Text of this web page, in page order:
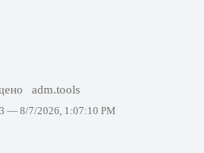
adm.tools
— 8/7/2026, 1:07:10 PM